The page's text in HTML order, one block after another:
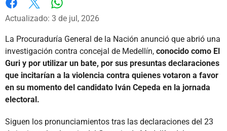
Facebook
X
Actualizado: 3 de jul, 2026
La Procuraduría General de la Nación anunció que abrió una
investigación contra concejal de Medellín, conocido como El
Guri y por utilizar un bate, por sus presuntas declaraciones
que incitarían a la violencia contra quienes votaron a favor
en su momento del candidato Iván Cepeda en la jornada
electoral.
Siguen los pronunciamientos tras las declaraciones del 23